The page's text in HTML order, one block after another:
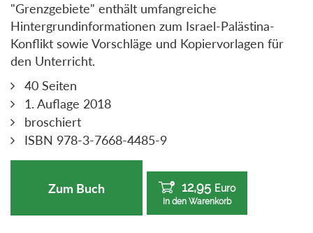
"Grenzgebiete" enthält umfangreiche
Hintergrundinformationen zum Israel-Palästina-
Konflikt sowie Vorschläge und Kopiervorlagen für
den Unterricht.
40 Seiten
1. Auflage 2018
broschiert
ISBN 978-3-7668-4485-9
Zum Buch 12,95 Euro
In den Warenkorb